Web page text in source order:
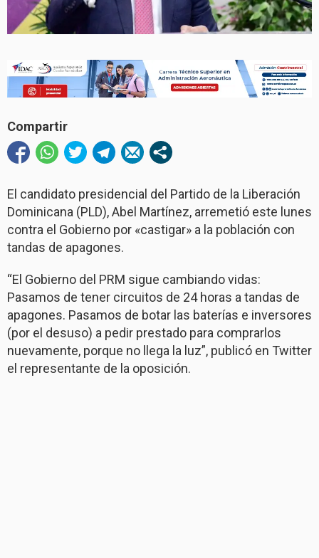
Compartir
El candidato presidencial del Partido de la Liberación
Dominicana (PLD), Abel Martínez, arremetió este lunes
contra el Gobierno por «castigar» a la población con
tandas de apagones.
“El Gobierno del PRM sigue cambiando vidas:
Pasamos de tener circuitos de 24 horas a tandas de
apagones. Pasamos de botar las baterías e inversores
(por el desuso) a pedir prestado para comprarlos
nuevamente, porque no llega la luz”, publicó en Twitter
el representante de la oposición.